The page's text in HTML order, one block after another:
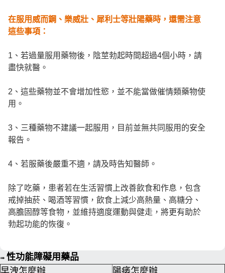
在服用威而鋼、樂威壯、犀利士等壯陽藥時，還需注意
這些事項：
1、若過量服用藥物後，陰莖勃起時間超過4個小時，請
盡快就醫。
2、這些藥物並不會增加性慾，並不能當做催情類藥物使
用。
3、三種藥物不建議一起服用，目前並無共同服用的安全
報告。
4、若服藥後嚴重不適，請及時告知醫師。
除了吃藥，患者若在生活習慣上改善飲食和作息，包含
戒掉抽菸、喝酒等習慣，飲食上減少高熱量、高糖分、
高膽固醇等食物，並維持適度運動與健走，將更有助於
勃起功能的恢復。
➠ 性功能障礙用藥品
早洩怎麼辦
陽痿怎麼辦